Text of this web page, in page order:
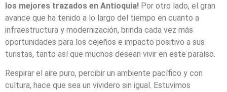
los mejores trazados en Antioquia! Por otro lado, el gran
avance que ha tenido a lo largo del tiempo en cuanto a
infraestructura y modernización, brinda cada vez más
oportunidades para los cejeños e impacto positivo a sus
turistas, tanto así que muchos desean vivir en este paraíso.
Respirar el aire puro, percibir un ambiente pacífico y con
cultura, hace que sea un vividero sin igual. Estuvimos